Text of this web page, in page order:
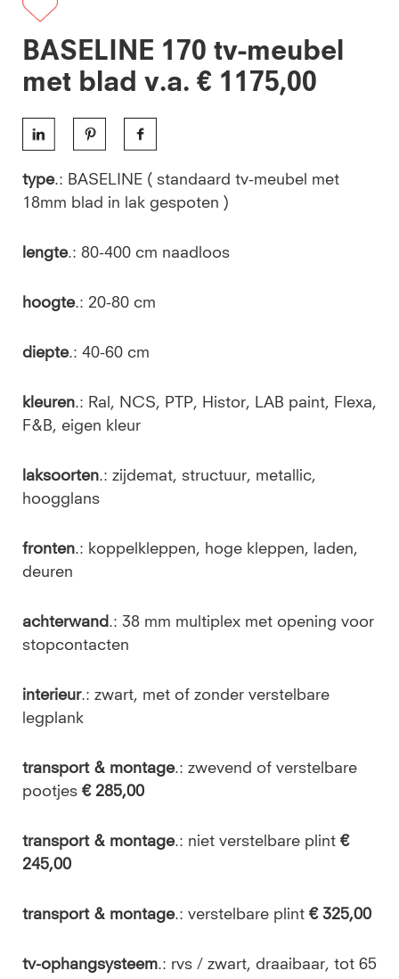
BASELINE 170 tv-meubel
met blad v.a. € 1175,00
type.: BASELINE ( standaard tv-meubel met
18mm blad in lak gespoten )
lengte.: 80-400 cm naadloos
hoogte.: 20-80 cm
diepte.: 40-60 cm
kleuren.: Ral, NCS, PTP, Histor, LAB paint, Flexa,
F&B, eigen kleur
laksoorten.: zijdemat, structuur, metallic,
hoogglans
fronten.: koppelkleppen, hoge kleppen, laden,
deuren
achterwand.: 38 mm multiplex met opening voor
stopcontacten
interieur.: zwart, met of zonder verstelbare
legplank
transport & montage.: zwevend of verstelbare
pootjes € 285,00
transport & montage.: niet verstelbare plint €
245,00
transport & montage.: verstelbare plint € 325,00
tv-ophangsysteem.: rvs / zwart, draaibaar, tot 65